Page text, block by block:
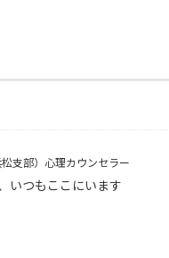
支部）心理カウンセラー
いつもここにいます